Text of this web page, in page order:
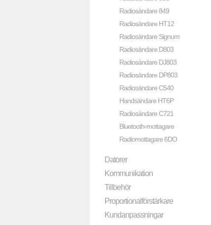
Radiosändare 849
Radiosändare HT12
Radiosändare Signum
Radiosändare D803
Radiosändare DJ803
Radiosändare DP803
Radiosändare C540
Handsändare HT6P
Radiosändare C721
Bluetooth-mottagare
Radiomottagare 6DO
Datorer
Kommunikation
Tillbehör
Proportionalförstärkare
Kundanpassningar